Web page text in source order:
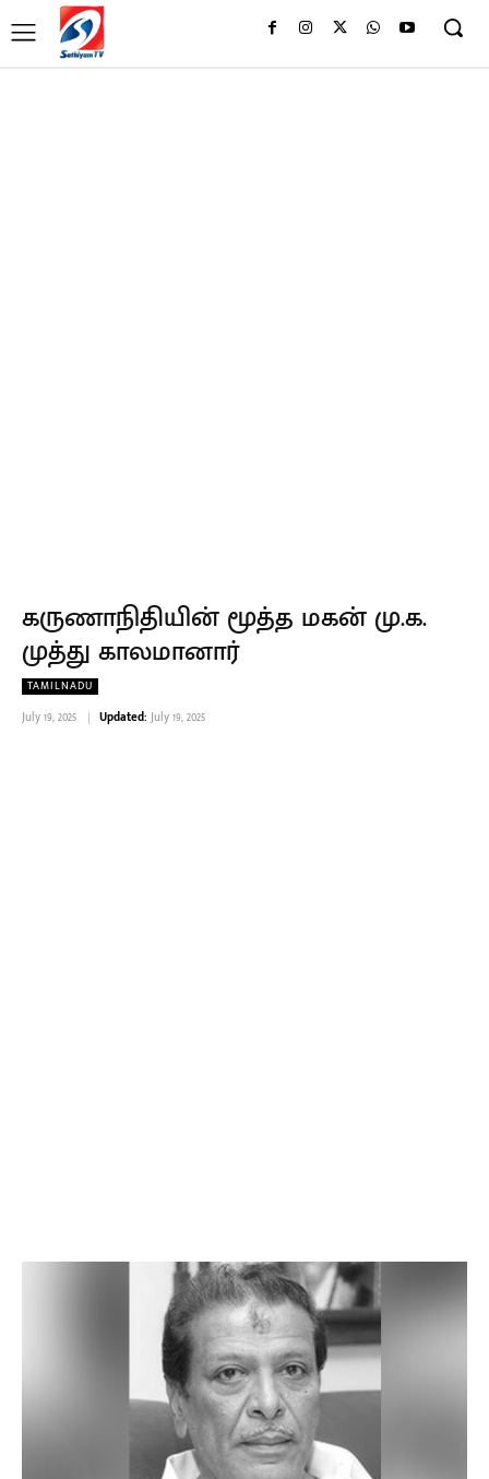
கருணாநிதியின் மூத்த மகன் மு.க.
முத்து காலமானார்
TAMILNADU
July 19, 2025 Updated: July 19, 2025